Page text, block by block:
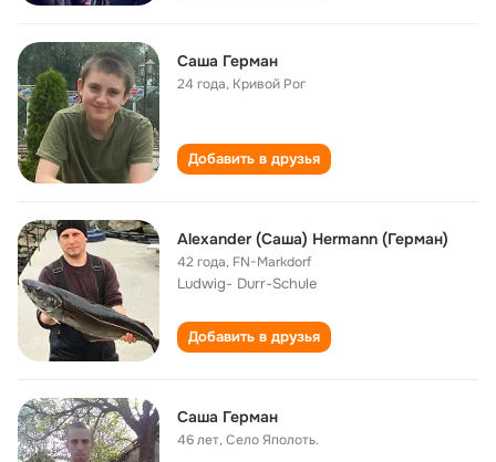
Саша Герман
24 года, Кривой Рог
Добавить в друзья
Alexander (Саша) Hermann (Герман)
42 года, FN-Markdorf
Ludwig- Durr-Schule
Добавить в друзья
Саша Герман
46 лет,Село Яполоть.